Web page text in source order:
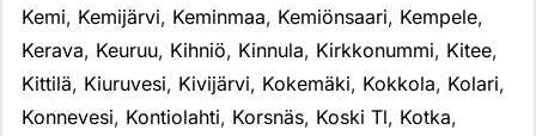
Kemi, Kemijärvi, Keminmaa, Kemiönsaari, Kempele,
Kerava, Keuruu, Kihniö, Kinnula, Kirkkonummi, Kitee,
Kittilä, Kiuruvesi, Kivijärvi, Kokemäki, Kokkola, Kolari,
Konnevesi, Kontiolahti, Korsnäs, Koski Tl, Kotka,